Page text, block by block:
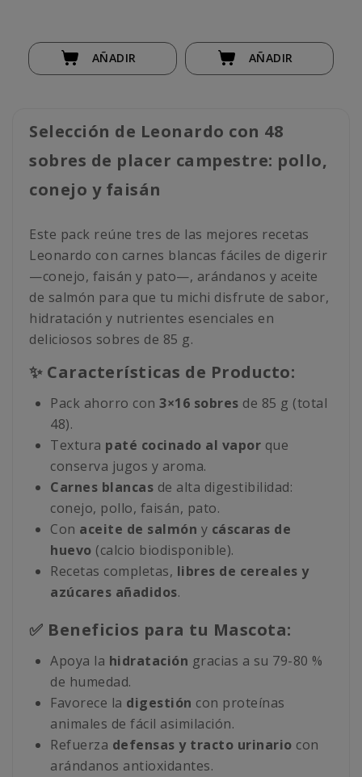
AÑADIR AÑADIR
Selección de Leonardo con 48
sobres de placer campestre: pollo,
conejo y faisán
Este pack reúne tres de las mejores recetas
Leonardo con carnes blancas fáciles de digerir
—conejo, faisán y pato—, arándanos y aceite
de salmón para que tu michi disfrute de sabor,
hidratación y nutrientes esenciales en
deliciosos sobres de 85 g.
✨ Características de Producto:
Pack ahorro con 3×16 sobres de 85 g (total
48).
Textura paté cocinado al vapor que
conserva jugos y aroma.
Carnes blancas de alta digestibilidad:
conejo, pollo, faisán, pato.
Con aceite de salmón y cáscaras de
huevo (calcio biodisponible).
Recetas completas, libres de cereales y
azúcares añadidos.
✅ Beneficios para tu Mascota:
Apoya la hidratación gracias a su 79-80 %
de humedad.
Favorece la digestión con proteínas
animales de fácil asimilación.
Refuerza defensas y tracto urinario con
arándanos antioxidantes.